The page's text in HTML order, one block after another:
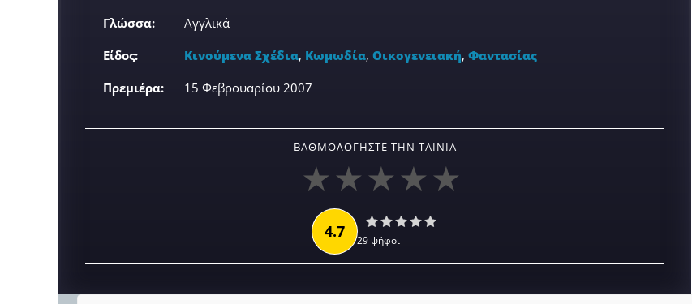
Γλώσσα:
Αγγλικά
Είδος:
Κινούμενα Σχέδια, Κωμωδία,Οικογενειακή,Φαντασίας
Πρεμιέρα:
15 Φεβρουαρίου 2007
ΒΑΘΜΟΛΟΓΉΣΤΕ ΤΗΝ ΤΑΙΝΊΑ
4.7 29 ψήφοι